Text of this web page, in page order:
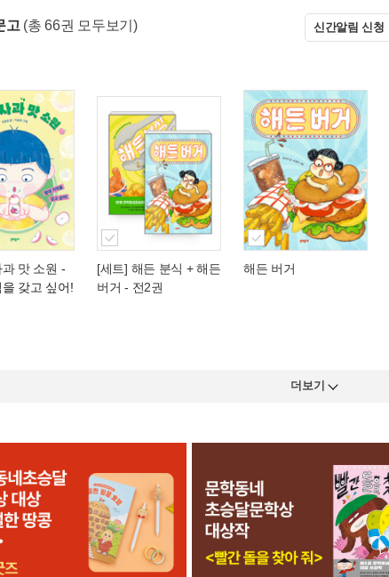
고 (총 66권 모두보기) 신간알림 신청
맛 소원 -
갖고 싶어!
[세트] 해든 분식 + 해든
버거 - 전2권
해든 버거
더보기